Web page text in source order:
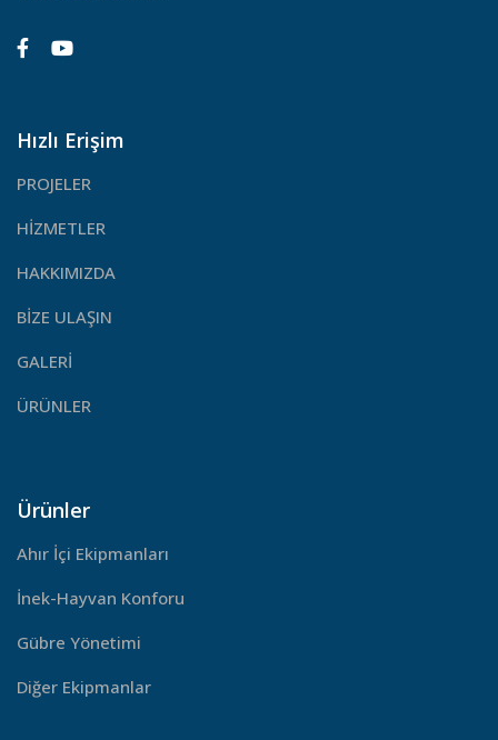
Hızlı Erişim
PROJELER
HİZMETLER
HAKKIMIZDA
BİZE ULAŞIN
GALERİ
ÜRÜNLER
Ürünler
Ahır İçi Ekipmanları
İnek-Hayvan Konforu
Gübre Yönetimi
Diğer Ekipmanlar